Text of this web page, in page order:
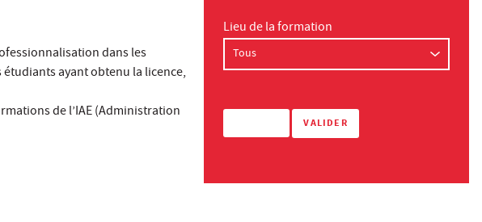
dans les
ayant obtenu la licence,
de l’IAE (Administration
Lieu de la formation